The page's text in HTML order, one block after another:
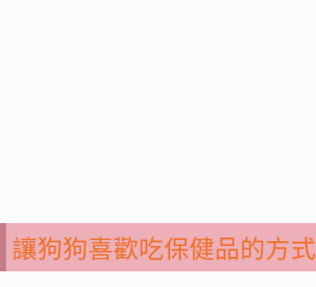
讓狗狗喜歡吃保健品的方式